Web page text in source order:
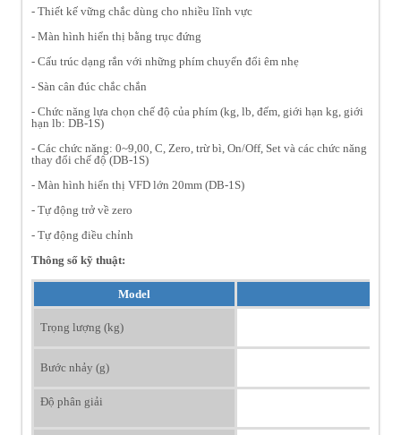
- Thiết kế vững chắc dùng cho nhiều lĩnh vực
- Màn hình hiển thị bằng trục đứng
- Cấu trúc dạng rắn với những phím chuyển đổi êm nhẹ
- Sàn cân đúc chắc chắn
- Chức năng lựa chọn chế độ của phím (kg, lb, đếm, giới hạn kg, giới
hạn lb: DB-1S)
- Các chức năng: 0~9,00, C, Zero, trừ bì, On/Off, Set và các chức năng
thay đổi chế độ (DB-1S)
- Màn hình hiển thị VFD lớn 20mm (DB-1S)
- Tự động trở về zero
- Tự động điều chỉnh
Thông số kỹ thuật:
Model
Trọng lượng (kg)
Bước nhảy (g)
Độ phân giải